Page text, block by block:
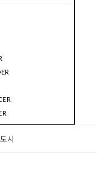
시